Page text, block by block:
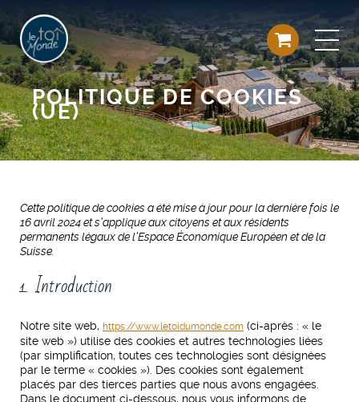
POLITIQUE DE COOKIES
(UE)
Cette politique de cookies a été mise à jour pour la dernière fois le
16 avril 2024 et s’applique aux citoyens et aux résidents
permanents légaux de l’Espace Économique Européen et de la
Suisse.
1. Introduction
Notre site web, https://www.letoidumonde.com (ci-après : « le
site web ») utilise des cookies et autres technologies liées
(par simplification, toutes ces technologies sont désignées
par le terme « cookies »). Des cookies sont également
placés par des tierces parties que nous avons engagées.
Dans le document ci-dessous, nous vous informons de